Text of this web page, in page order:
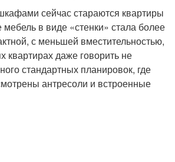
сейчас стараются квартиры
в виде «стенки» стала более
с меньшей вместительностью,
квартирах даже говорить не
стандартных планировок, где
антресоли и встроенные